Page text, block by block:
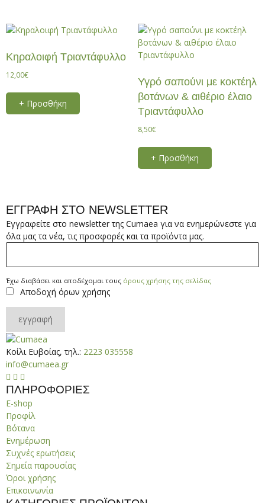
Κηραλοιφή Τριαντάφυλλο
12,00€
+ Προσθήκη
Υγρό σαπούνι με κοκτέηλ
βοτάνων & αιθέριο έλαιο
Τριαντάφυλλο
8,50€
+ Προσθήκη
ΕΓΓΡΑΦΗ ΣΤΟ NEWSLETTER
Εγγραφείτε στο newsletter της Cumaea για να ενημερώνεστε για
όλα μας τα νέα, τις προσφορές και τα προϊόντα μας.
Έχω
διαβάσει
και
αποδέχομαι
τους
όρους
χρήσης
της
σελίδας
*
Έχω διαβάσει και αποδέχομαι τους όρους χρήσης της σελίδας
Αποδοχή όρων χρήσης
εγγραφή
Κοίλι Ευβοίας, τηλ.: 2223 035558
info@cumaea.gr
  
ΠΛΗΡΟΦΟΡΙΕΣ
E-shop
Προφίλ
Βότανα
Ενημέρωση
Συχνές ερωτήσεις
Σημεία παρουσίας
Όροι χρήσης
Επικοινωνία